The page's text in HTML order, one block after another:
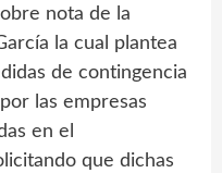
nota de la
la cual plantea
de contingencia
las empresas
en el
que dichas